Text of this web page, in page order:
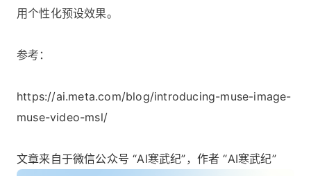
用个性化预设效果。
参考：
https://ai.meta.com/blog/introducing-muse-image-
muse-video-msl/
文章来自于微信公众号 “AI寒武纪”，作者 “AI寒武纪”